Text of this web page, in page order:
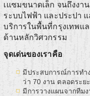
เแซมขนาดเล็ก จนถึงง
ระบบไฟฟ้า และประปา
บริการในพื้นที่กรุงเทพ
ด้านหลักวิศวกรรม
จุดเด่นของเราคือ
มีประสบการณ์การทำ
ว่า 70 งาน ตลอดระย
มีการวางแผนจากทีม